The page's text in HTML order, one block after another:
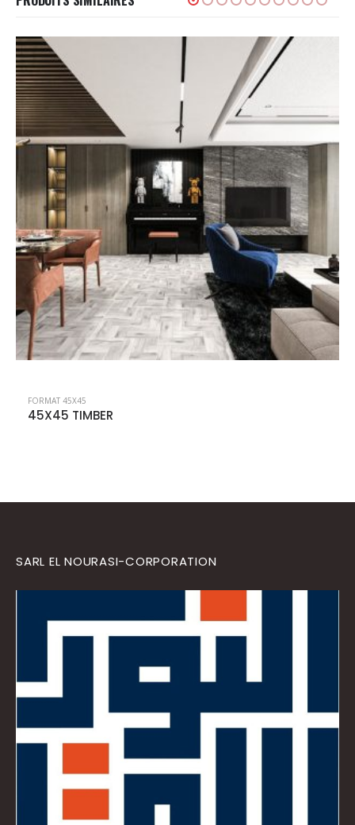
FORMAT 45X45
45X45 LISBON
SARL EL NOURASI-CORPORATION